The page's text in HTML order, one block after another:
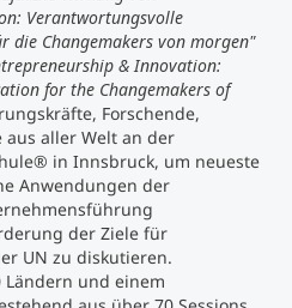
Finder
Verantwortungsvolle
die Changemakers von morgen"
& Innovation:
for the Changemakers of
Forschende,
aller Welt an der
® in Innsbruck, um neueste
Anwendungen der
der Ziele für
UN zu diskutieren.
Ländern und einem